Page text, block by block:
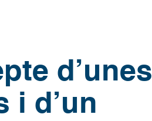
d’unes
i d’un